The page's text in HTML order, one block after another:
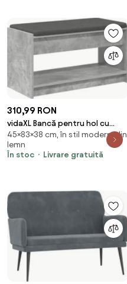
310,99 RON
vidaXL Bancă pentru hol cu
pernă cu raft Gri Beton 83 x 38
x 45 cm
45×83×38 cm, în stil modern, din
lemn
În stoc
Livrare gratuită